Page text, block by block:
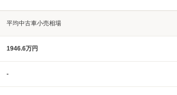
平均中古車小売相場
1946.6万円
-